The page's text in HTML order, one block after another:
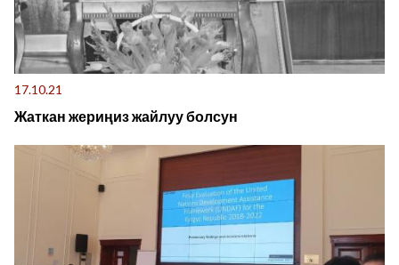
17.10.21
Жаткан жериңиз жайлуу болсун